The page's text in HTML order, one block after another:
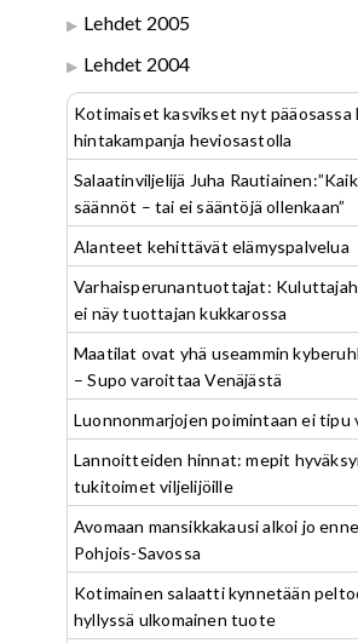
Lehdet 2005
Lehdet 2004
Kotimaiset kasvikset nyt pääosassa
hintakampanja heviosastolla
Salaatinviljelijä Juha
säännöt – tai ei sääntöjä ollenkaan”
Alanteet kehittävät elämyspalvelua
Varhaisperunantuottajat:
ei näy tuottajan kukkarossa
Maatilat ovat yhä useammin
– Supo varoittaa Venäjästä
Luonnonmarjojen poimintaan ei tipu
Lannoitteiden hinnat: mepit
tukitoimet viljelijöille
Avomaan mansikkakausi alkoi jo
Pohjois-Savossa
Kotimainen salaatti kynnetään
hyllyssä ulkomainen tuote